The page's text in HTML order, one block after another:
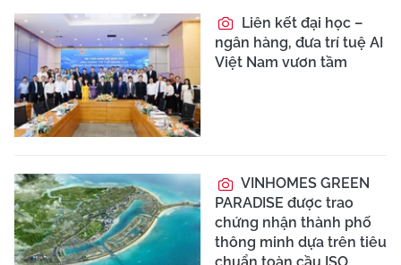
Liên kết đại học –
ngân hàng, đưa trí tuệ AI
Việt Nam vươn tầm
VINHOMES GREEN
PARADISE được trao
chứng nhận thành phố
thông minh dựa trên tiêu